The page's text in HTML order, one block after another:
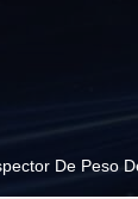
De Peso